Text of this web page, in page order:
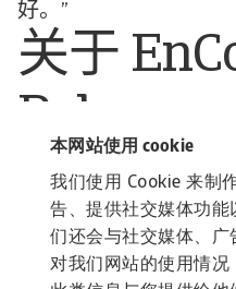
本网站使用 cookie
我们使用 Cookie 来制
告、提供社交媒体功
们还会与社交媒体、广
对我们网站的使用情
好。”
关于
Polymers
能聚合物的综合生产
括汽车和交通、电信
消费品和园艺设备等。